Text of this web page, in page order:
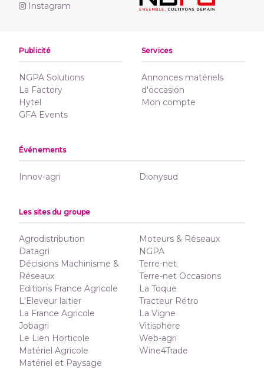
Instagram
Publicité
NGPA Solutions
La Factory
Hytel
GFA Events
Services
Annonces matériels
d'occasion
Mon compte
Événements
Innov-agri Dionysud
Les sites du groupe
Agrodistribution
Datagri
Décisions Machinisme &
Réseaux
Editions France Agricole
L'Eleveur laitier
La France Agricole
Jobagri
Le Lien Horticole
Matériel Agricole
Matériel et Paysage
Moteurs & Réseaux
NGPA
Terre-net
Terre-net Occasions
La Toque
Tracteur Rétro
La Vigne
Vitisphere
Web-agri
Wine4Trade